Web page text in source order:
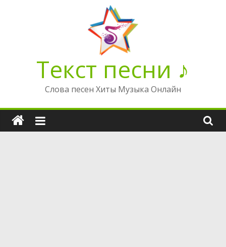
Текст песни ♪
Слова песен Хиты Музыка Онлайн